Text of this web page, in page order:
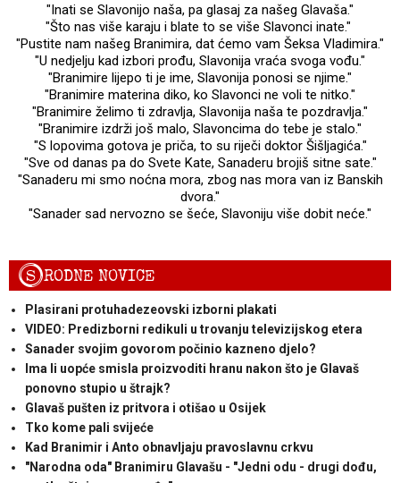
"Inati se Slavonijo naša, pa glasaj za našeg Glavaša."
"Što nas više karaju i blate to se više Slavonci inate."
"Pustite nam našeg Branimira, dat ćemo vam Šeksa Vladimira."
"U nedjelju kad izbori prođu, Slavonija vraća svoga vođu."
"Branimire lijepo ti je ime, Slavonija ponosi se njime."
"Branimire materina diko, ko Slavonci ne voli te nitko."
"Branimire želimo ti zdravlja, Slavonija naša te pozdravlja."
"Branimire izdrži još malo, Slavoncima do tebe je stalo."
"S lopovima gotova je priča, to su riječi doktor Šišljagića."
"Sve od danas pa do Svete Kate, Sanaderu brojiš sitne sate."
"Sanaderu mi smo noćna mora, zbog nas mora van iz Banskih
dvora."
"Sanader sad nervozno se šeće, Slavoniju više dobit neće."
SRODNE NOVICE
Plasirani protuhadezeovski izborni plakati
VIDEO: Predizborni redikuli u trovanju televizijskog etera
Sanader svojim govorom počinio kazneno djelo?
Ima li uopće smisla proizvoditi hranu nakon što je Glavaš
ponovno stupio u štrajk?
Glavaš pušten iz pritvora i otišao u Osijek
Tko kome pali svijeće
Kad Branimir i Anto obnavljaju pravoslavnu crkvu
"Narodna oda" Branimiru Glavašu - "Jedni odu - drugi dođu,